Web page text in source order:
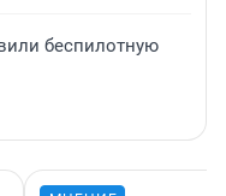
беспилотную